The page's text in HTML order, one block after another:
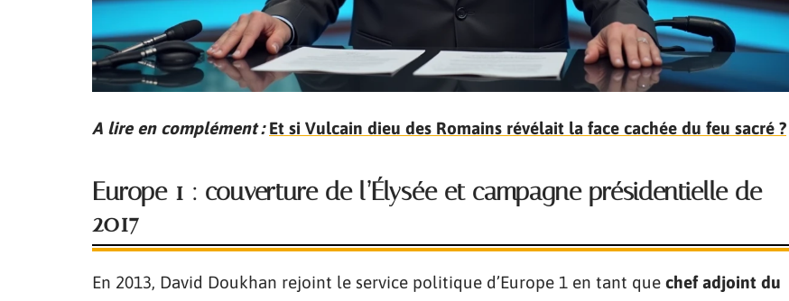
A lire en complément : Et si Vulcain dieu des Romains révélait la face cachée du feu sacré ?
Europe 1 : couverture de l’Élysée et campagne présidentielle de
2017
En 2013, David Doukhan rejoint le service politique d’Europe 1 en tant que chef adjoint du